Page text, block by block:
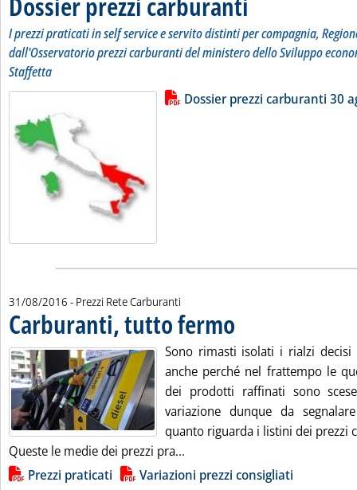
I prezzi praticati in self service e servito distinti per compagnia,
dall'Osservatorio prezzi carburanti del ministero dello Sviluppo
Staffetta
Leggi tutta la notizia: 'Dossier
Lista allegati PDF alla notiziaDossier prezzi carburanti 30
31/08/2016 - Prezzi Rete Carburanti
Carburanti, tutto fermo
Sono rimasti isolati i rialzi decisi
anche perché nel frattempo le
dei prodotti raffinati sono
variazione dunque da
quanto riguarda i listini dei prezzi
Queste le medie dei prezzi pra...
Lista allegati PDF alla notizia
Prezzi praticati Variazioni prezzi consigliati